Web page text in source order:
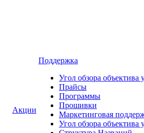
Акции
Поддержка
Угол обзора объектива
Прайсы
Программы
Прошивки
Маркетинговая
Угол обзора объектива